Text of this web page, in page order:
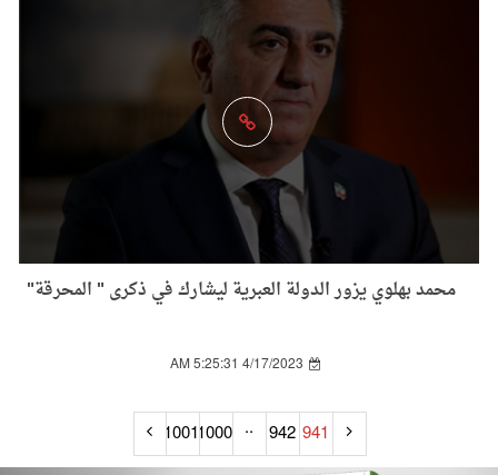
محمد بهلوي يزور الدولة العبرية ليشارك في ذكرى " المحرقة"
4/17/2023 5:25:31 AM
941
942
..
1000
1001